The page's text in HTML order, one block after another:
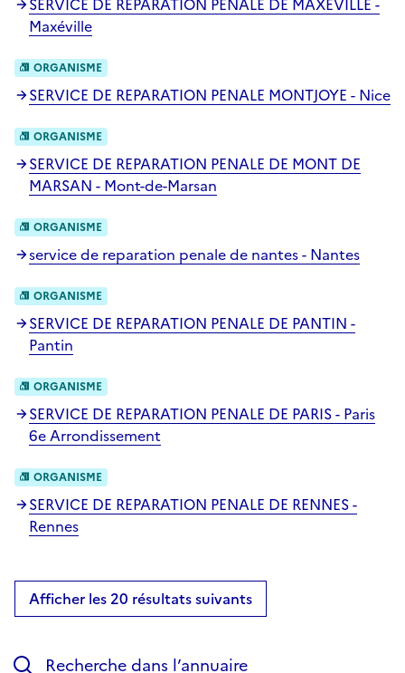
Maxéville
ORGANISME
SERVICE DE REPARATION PENALE MONTJOYE - Nice
ORGANISME
SERVICE DE REPARATION PENALE DE MONT DE
MARSAN - Mont-de-Marsan
ORGANISME
service de reparation penale de nantes - Nantes
ORGANISME
SERVICE DE REPARATION PENALE DE PANTIN -
Pantin
ORGANISME
SERVICE DE REPARATION PENALE DE PARIS - Paris
6e Arrondissement
ORGANISME
SERVICE DE REPARATION PENALE DE RENNES -
Rennes
Afficher les 20 résultats suivants
Recherche dans l’annuaire